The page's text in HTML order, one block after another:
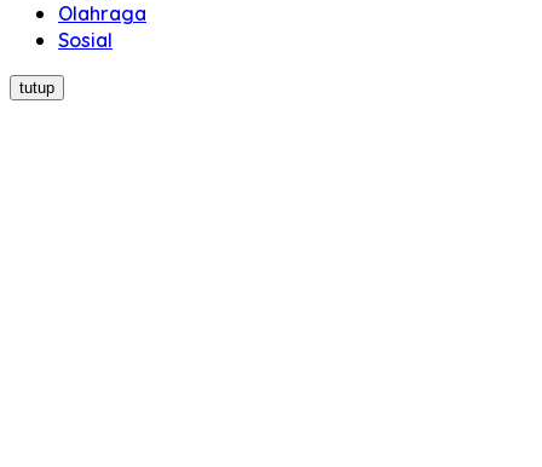
Olahraga
Sosial
tutup